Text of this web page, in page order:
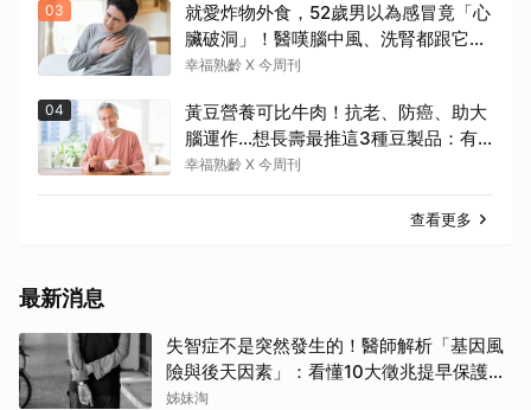
03
就愛炸物外食，52歲男以為感冒竟「心
臟破洞」！醫嘆腦中風、洗腎都跟它有
關：4警訊是心臟在呼救
幸福熟齡 X 今周刊
04
黃豆營養可比牛肉！抗老、防癌、助大
腦運作…想長壽最推這3種豆製品：有
了它就不需要醫生
幸福熟齡 X 今周刊
查看更多
最新消息
失智症不是突然發生的！醫師解析「基因風
險與後天因素」：看懂10大徵兆提早保護大
腦
姊妹淘